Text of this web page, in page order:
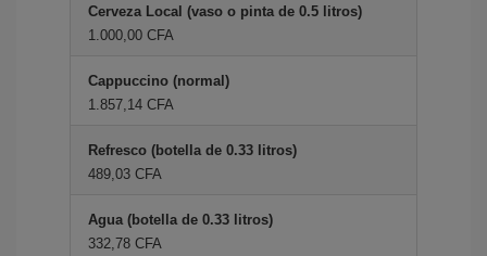
Cerveza Local (vaso o pinta de 0.5 litros)
1.000,00 CFA
Cappuccino (normal)
1.857,14 CFA
Refresco (botella de 0.33 litros)
489,03 CFA
Agua (botella de 0.33 litros)
332,78 CFA